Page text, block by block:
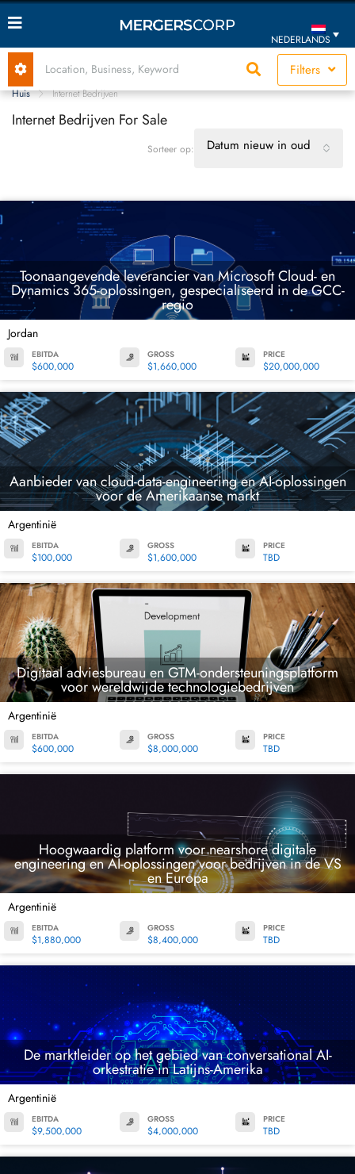
NEDERLANDS
Filters
Huis Internet Bedrijven
Internet Bedrijven For Sale
Sorteer op: Datum nieuw in oud
Toonaangevende leverancier van Microsoft Cloud- en
Dynamics 365-oplossingen, gespecialiseerd in de GCC-
regio
Jordan
EBITDA
$600,000
GROSS
$1,660,000
PRICE
$20,000,000
Aanbieder van cloud-data-engineering en AI-oplossingen
voor de Amerikaanse markt
Argentinië
EBITDA
$100,000
GROSS
$1,600,000
PRICE
TBD
Digitaal adviesbureau en GTM-ondersteuningsplatform
voor wereldwijde technologiebedrijven
Argentinië
EBITDA
$600,000
GROSS
$8,000,000
PRICE
TBD
Hoogwaardig platform voor nearshore digitale
engineering en AI-oplossingen voor bedrijven in de VS
en Europa
Argentinië
EBITDA
$1,880,000
GROSS
$8,400,000
PRICE
TBD
De marktleider op het gebied van conversational AI-
orkestratie in Latijns-Amerika
Argentinië
EBITDA
$9,500,000
GROSS
$4,000,000
PRICE
TBD